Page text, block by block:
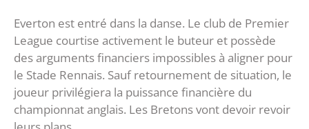
Everton est entré dans la danse. Le club de Premier
League courtise activement le buteur et possède
des arguments financiers impossibles à aligner pour
le Stade Rennais. Sauf retournement de situation, le
joueur privilégiera la puissance financière du
championnat anglais. Les Bretons vont devoir revoir